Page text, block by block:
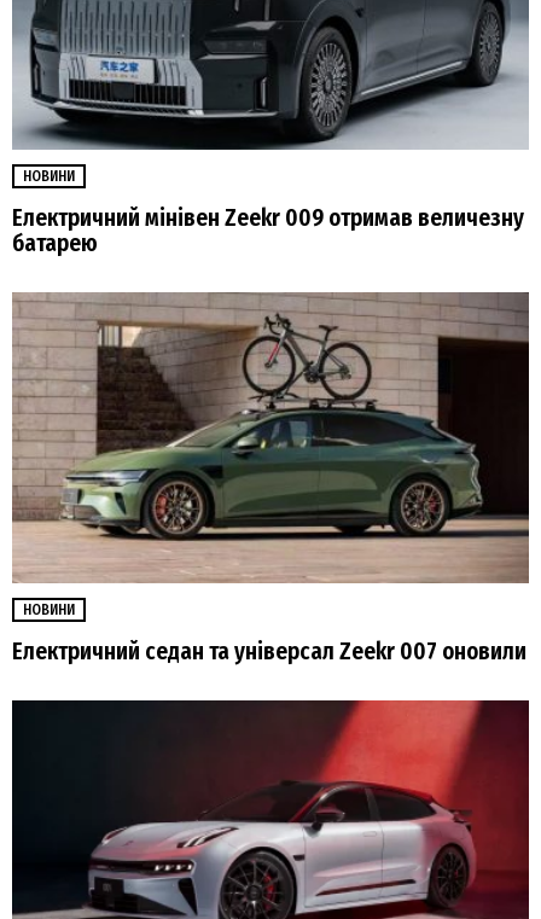
НОВИНИ
Електричний мінівен Zeekr 009 отримав величезну
батарею
НОВИНИ
Електричний седан та універсал Zeekr 007 оновили